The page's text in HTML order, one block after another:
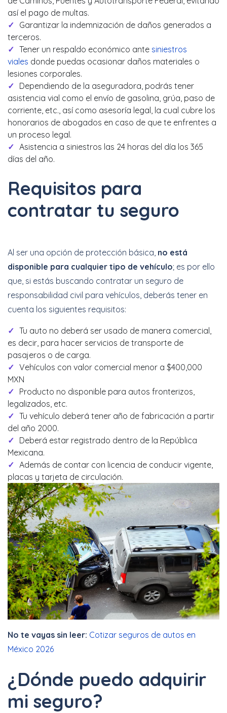
así el pago de multas.
Garantizar la indemnización de daños generados a
terceros.
Tener un respaldo económico ante siniestros
viales donde puedas ocasionar daños materiales o
lesiones corporales.
Dependiendo de la aseguradora, podrás tener
asistencia vial como el envío de gasolina, grúa, paso de
corriente, etc., así como asesoría legal, la cual cubre los
honorarios de abogados en caso de que te enfrentes a
un proceso legal.
Asistencia a siniestros las 24 horas del día los 365
días del año.
Requisitos para
contratar tu seguro
Al ser una opción de protección básica, no está
disponible para cualquier tipo de vehículo; es por ello
que, si estás buscando contratar un seguro de
responsabilidad civil para vehículos, deberás tener en
cuenta los siguientes requisitos:
Tu auto no deberá ser usado de manera comercial,
es decir, para hacer servicios de transporte de
pasajeros o de carga.
Vehículos con valor comercial menor a $400,000
MXN
Producto no disponible para autos fronterizos,
legalizados, etc.
Tu vehículo deberá tener año de fabricación a partir
del año 2000.
Deberá estar registrado dentro de la República
Mexicana.
Además de contar con licencia de conducir vigente,
placas y tarjeta de circulación.
No te vayas sin leer: Cotizar seguros de autos en
México 2026
¿Dónde puedo adquirir
mi seguro?